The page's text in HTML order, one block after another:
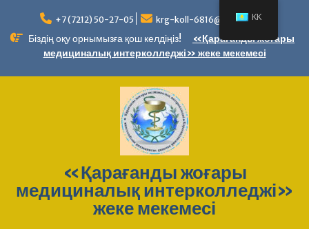
содержимому
+7 (7212) 50-27-05 krg-koll-6816@bilim.09.kz
Біздің оқу орнымызға қош келдіңіз!
«Қарағанды ​​жоғары
медициналық интерколледжі» жеке мекемесі
«Қарағанды ​​жоғары
медициналық интерколледжі»
жеке мекемесі
KK